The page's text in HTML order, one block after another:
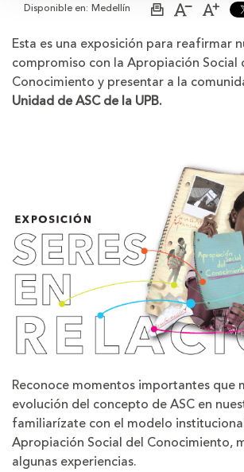
Disponible en: Medellín
ImprimirAumentar
de
la
de
la
Esta es una exposición para reafirmar
compromiso con la Apropiación Social
Conocimiento y presentar a la
Unidad de ASC de la UPB.
Reconoce momentos importantes que
evolución del concepto de ASC en
familiarízate con el modelo
Apropiación Social del Conocimiento,
algunas experiencias.